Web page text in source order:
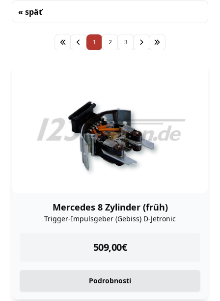
« späť
1 2 3
Mercedes 8 Zylinder (früh)
Trigger-Impulsgeber (Gebiss) D-Jetronic
509,00€
instock
Podrobnosti